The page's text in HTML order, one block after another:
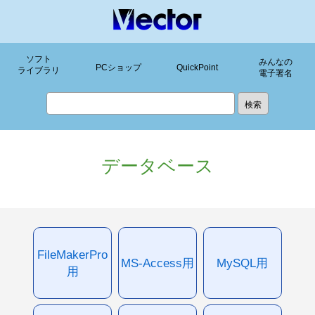
ソフト
ライブラリ
PCショップ QuickPoint
みんなの
電子署名
データベース
FileMakerPro
用
MS-Access用 MySQL用